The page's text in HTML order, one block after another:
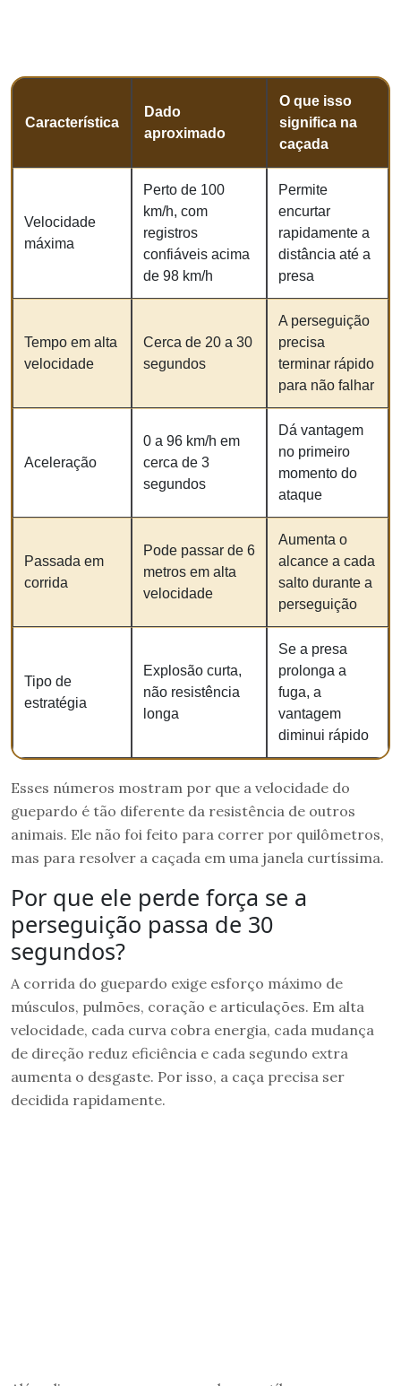
Característica
Dado
aproximado
O que isso
significa na
caçada
Velocidade
máxima
Perto de 100
km/h, com
registros
confiáveis acima
de 98 km/h
Permite
encurtar
rapidamente a
distância até a
presa
Tempo em alta
velocidade
Cerca de 20 a 30
segundos
A perseguição
precisa
terminar rápido
para não falhar
Aceleração
0 a 96 km/h em
cerca de 3
segundos
Dá vantagem
no primeiro
momento do
ataque
Passada em
corrida
Pode passar de 6
metros em alta
velocidade
Aumenta o
alcance a cada
salto durante a
perseguição
Tipo de
estratégia
Explosão curta,
não resistência
longa
Se a presa
prolonga a
fuga, a
vantagem
diminui rápido
Esses números mostram por que a velocidade do
guepardo é tão diferente da resistência de outros
animais. Ele não foi feito para correr por quilômetros,
mas para resolver a caçada em uma janela curtíssima.
Por que ele perde força se a
perseguição passa de 30
segundos?
A corrida do guepardo exige esforço máximo de
músculos, pulmões, coração e articulações. Em alta
velocidade, cada curva cobra energia, cada mudança
de direção reduz eficiência e cada segundo extra
aumenta o desgaste. Por isso, a caça precisa ser
decidida rapidamente.